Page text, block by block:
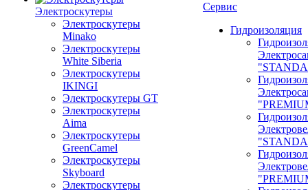
Электроскутеры
Электроскутеры
Minako
Электроскутеры
White Siberia
Электроскутеры
IKINGI
Электроскутеры GT
Электроскутеры
Aima
Электроскутеры
GreenCamel
Электроскутеры
Skyboard
Электроскутеры
Сервис
Гидроизоляция